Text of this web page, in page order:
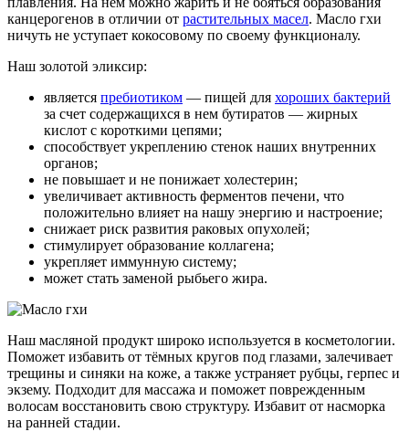
канцерогенов в отличии от растительных масел. Масло гхи
ничуть не уступает кокосовому по своему функционалу.
Наш золотой эликсир:
является пребиотиком — пищей для хороших бактерий
за счет содержащихся в нем бутиратов — жирных
кислот с короткими цепями;
способствует укреплению стенок наших внутренних
органов;
не повышает и не понижает холестерин;
увеличивает активность ферментов печени, что
положительно влияет на нашу энергию и настроение;
снижает риск развития раковых опухолей;
стимулирует образование коллагена;
укрепляет иммунную систему;
может стать заменой рыбьего жира.
Наш масляной продукт широко используется в косметологии.
Поможет избавить от тёмных кругов под глазами, залечивает
трещины и синяки на коже, а также устраняет рубцы, герпес и
экзему. Подходит для массажа и поможет поврежденным
волосам восстановить свою структуру. Избавит от насморка
на ранней стадии.